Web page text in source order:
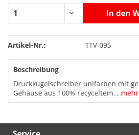
In den
Artikel-Nr.: TTV-095
Beschreibung
Druckkugelschreiber unifarben mit
Gehäuse aus 100% recyceltem... mehr